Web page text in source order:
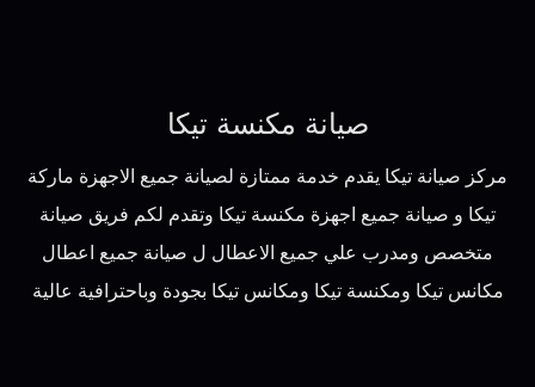
صيانة مكنسة تيكا
مركز صيانة تيكا يقدم خدمة ممتازة لصيانة جميع الاجهزة ماركة
تيكا و صيانة جميع اجهزة مكنسة تيكا وتقدم لكم فريق صيانة
متخصص ومدرب علي جميع الاعطال ل صيانة جميع اعطال
مكانس تيكا ومكنسة تيكا ومكانس تيكا بجودة وباحترافية عالية